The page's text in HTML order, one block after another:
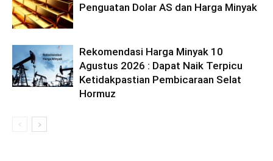
Penguatan Dolar AS dan Harga Minyak
Rekomendasi Harga Minyak 10
Agustus 2026 : Dapat Naik Terpicu
Ketidakpastian Pembicaraan Selat
Hormuz